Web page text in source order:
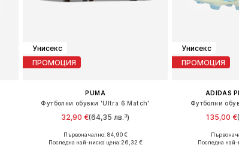
Унисекс
ПРОМОЦИЯ
PUMA
Футболни обувки 'Ultra 6 Match'
32,90 €(64,35 лв.³)
Налични размери: 44,5
Първоначално: 84,90 €
Последна най-ниска цена:26,32 €
Унисекс
ПРОМОЦИЯ
ADIDAS
Футболни
135,00 €
Предлага
Последна най-